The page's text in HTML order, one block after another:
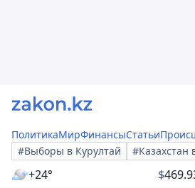
ПолитикаМирФинансыСтатьи
#Выборы в Курултай
#Казахстан
+24° $